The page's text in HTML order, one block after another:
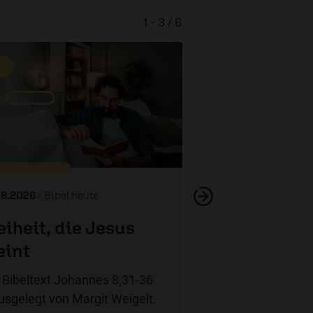
/ Bibel heute
die Jesus
Bibeltext Johannes 8,31-36
von Margit Weigelt.
1 - 3 / 6